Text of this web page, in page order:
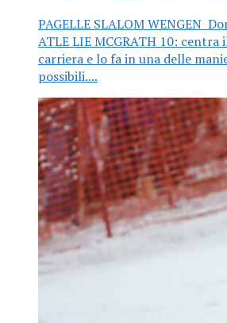
PAGELLE SLALOM WENGEN
ATLE LIE MCGRATH 10: centra
carriera e lo fa in una delle
possibili....